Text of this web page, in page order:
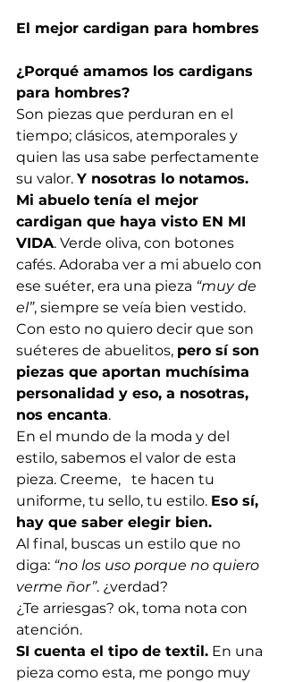
El mejor cardigan para hombres
¿Porqué amamos los cardigans
para hombres?
Son piezas que perduran en el
tiempo; clásicos, atemporales y
quien las usa sabe perfectamente
su valor. Y nosotras lo notamos.
Mi abuelo tenía el mejor
cardigan que haya visto EN MI
VIDA. Verde oliva, con botones
cafés. Adoraba ver a mi abuelo con
ese suéter, era una pieza “muy de
el”, siempre se veía bien vestido.
Con esto no quiero decir que son
suéteres de abuelitos, pero sí son
piezas que aportan muchísima
personalidad y eso, a nosotras,
nos encanta.
En el mundo de la moda y del
estilo, sabemos el valor de esta
pieza. Creeme,   te hacen tu
uniforme, tu sello, tu estilo. Eso sí,
hay que saber elegir bien.
Al final, buscas un estilo que no
diga: “no los uso porque no quiero
verme ñor”. ¿verdad?
¿Te arriesgas? ok, toma nota con
atención.
SI cuenta el tipo de textil. En una
pieza como esta, me pongo muy